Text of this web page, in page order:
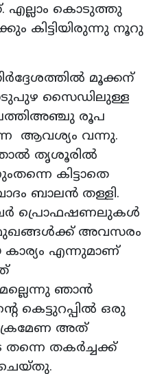
എല്ലാം കൊടുത്തു
കിട്ടിയിരുന്നു നൂറു
മൂക്കന്
സൈഡിലുള്ള
രൂപ
ആവശ്യം വന്നു.
തൃശൂരിൽ
കിട്ടാതെ
ബാലൻ തള്ളി.
പ്രൊഫഷണലുകൾ
അവസരം
കാര്യം എന്നുമാണ്
ഞാൻ
കെട്ടുറപ്പിൽ ഒരു
ക്രമേണ അത്
തന്നെ തകർച്ചക്ക്